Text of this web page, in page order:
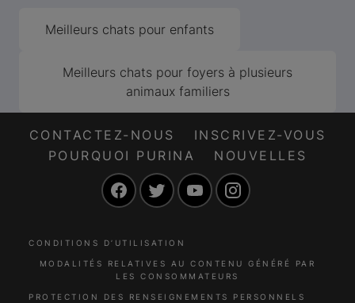
Meilleurs chats pour enfants
Meilleurs chats pour foyers à plusieurs
animaux familiers
CONTACTEZ-NOUS
INSCRIVEZ-VOUS
POURQUOI PURINA
NOUVELLES
FacebookTwitter YouTube
CONDITIONS D’UTILISATION
MODALITÉS RELATIVES AU CONTENU GÉNÉRÉ PAR
LES CONSOMMATEURS
PROTECTION DES RENSEIGNEMENTS PERSONNELS